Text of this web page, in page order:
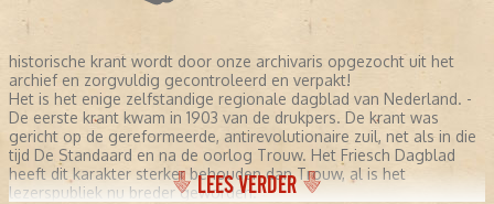
historische krant wordt door onze archivaris opgezocht uit het
archief en zorgvuldig gecontroleerd en verpakt!
Het is het enige zelfstandige regionale dagblad van Nederland. -
De eerste krant kwam in 1903 van de drukpers. De krant was
gericht op de gereformeerde, antirevolutionaire zuil, net als in die
tijd De Standaard en na de oorlog Trouw. Het Friesch Dagblad
heeft dit karakter sterker behouden dan Trouw, al is het
lezerspubliek nu breder geworden.
LEES VERDER